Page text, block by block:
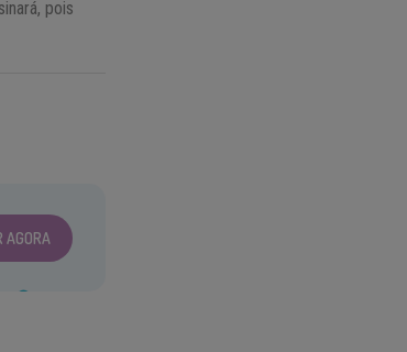
pois
AGORA